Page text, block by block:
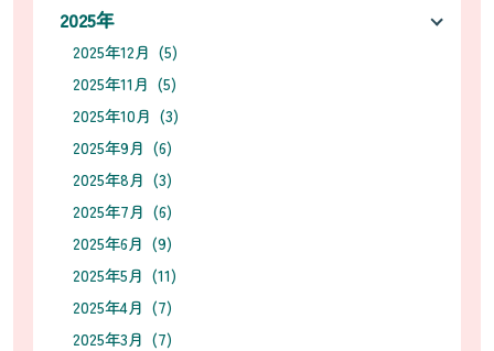
2025年
2025年12月 (5)
2025年11月 (5)
2025年10月 (3)
2025年9月 (6)
2025年8月 (3)
2025年7月 (6)
2025年6月 (9)
2025年5月 (11)
2025年4月 (7)
2025年3月 (7)